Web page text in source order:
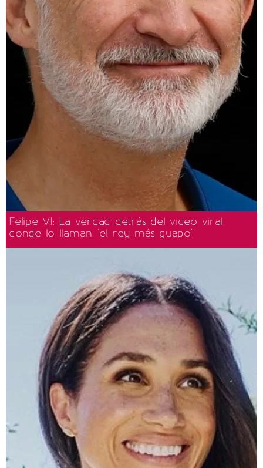
Felipe VI: La verdad detrás del video viral
donde lo llaman "el rey más guapo"